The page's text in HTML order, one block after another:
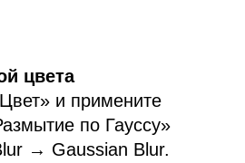
цвета
и примените
по Гауссу»
→ Gaussian Blur.